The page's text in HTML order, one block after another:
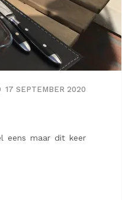
17 SEPTEMBER 2020
eens maar dit keer